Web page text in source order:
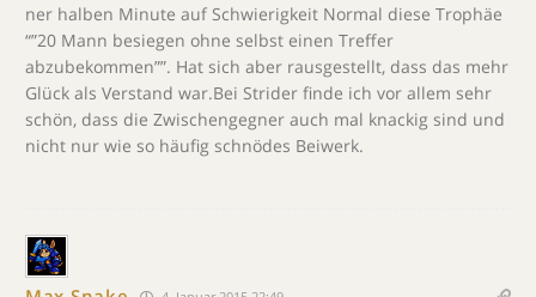
ner halben Minute auf Schwierigkeit Normal diese Trophäe
“”20 Mann besiegen ohne selbst einen Treffer
abzubekommen””. Hat sich aber rausgestellt, dass das mehr
Glück als Verstand war.Bei Strider finde ich vor allem sehr
schön, dass die Zwischengegner auch mal knackig sind und
nicht nur wie so häufig schnödes Beiwerk.